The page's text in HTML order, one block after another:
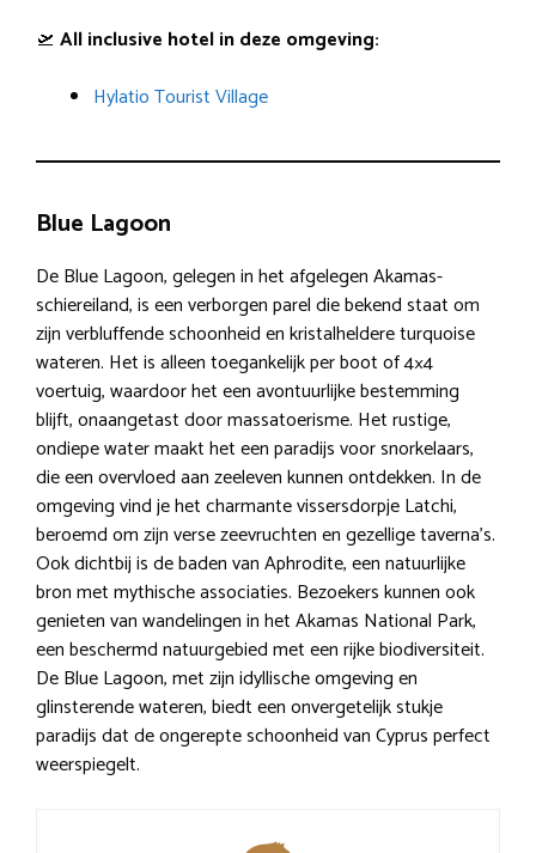
🛫 All inclusive hotel in deze omgeving:
Hylatio Tourist Village
Blue Lagoon
De Blue Lagoon, gelegen in het afgelegen Akamas-
schiereiland, is een verborgen parel die bekend staat om
zijn verbluffende schoonheid en kristalheldere turquoise
wateren. Het is alleen toegankelijk per boot of 4×4
voertuig, waardoor het een avontuurlijke bestemming
blijft, onaangetast door massatoerisme. Het rustige,
ondiepe water maakt het een paradijs voor snorkelaars,
die een overvloed aan zeeleven kunnen ontdekken. In de
omgeving vind je het charmante vissersdorpje Latchi,
beroemd om zijn verse zeevruchten en gezellige taverna’s.
Ook dichtbij is de baden van Aphrodite, een natuurlijke
bron met mythische associaties. Bezoekers kunnen ook
genieten van wandelingen in het Akamas National Park,
een beschermd natuurgebied met een rijke biodiversiteit.
De Blue Lagoon, met zijn idyllische omgeving en
glinsterende wateren, biedt een onvergetelijk stukje
paradijs dat de ongerepte schoonheid van Cyprus perfect
weerspiegelt.